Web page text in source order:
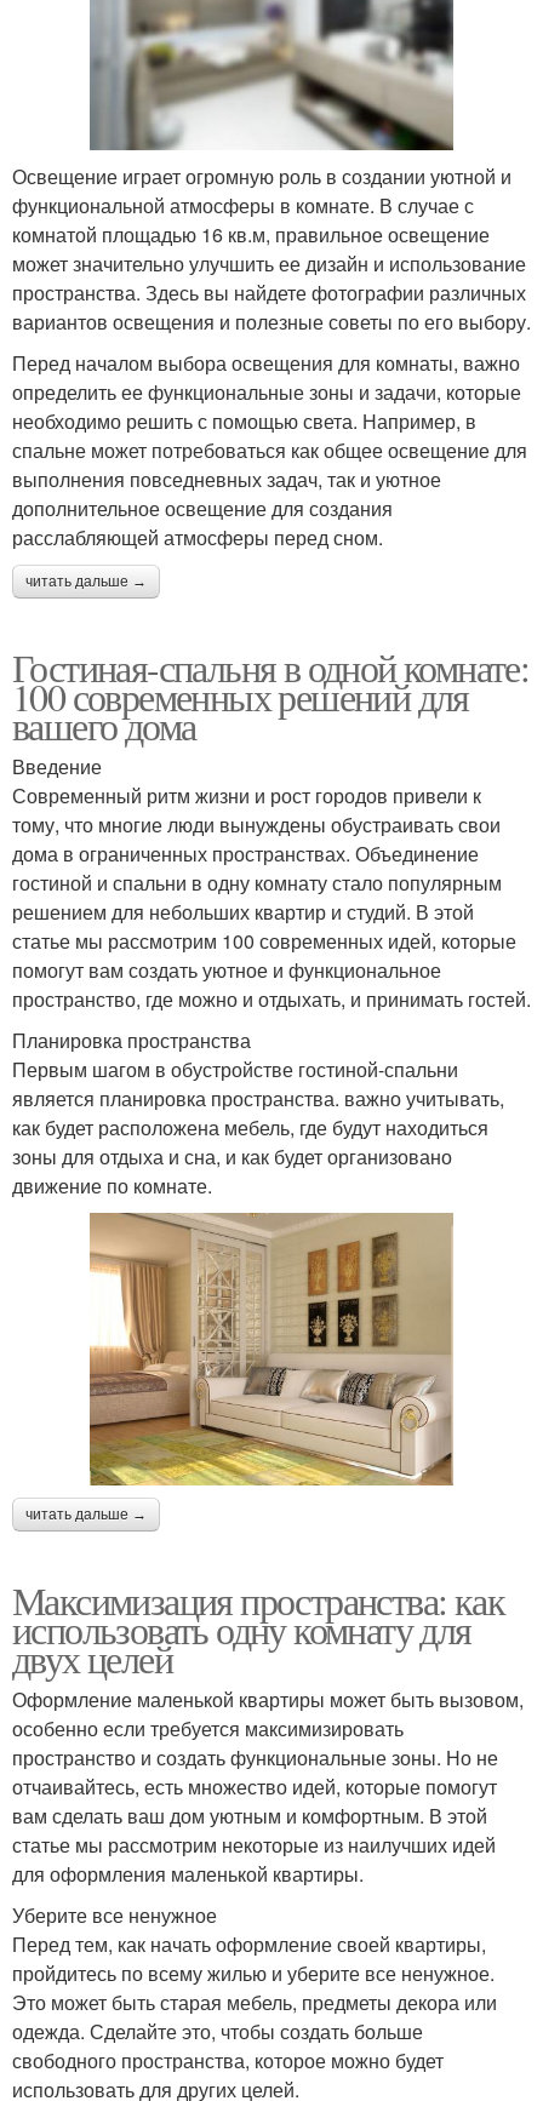
Освещение играет огромную роль в создании уютной и
функциональной атмосферы в комнате. В случае с
комнатой площадью 16 кв.м, правильное освещение
может значительно улучшить ее дизайн и использование
пространства. Здесь вы найдете фотографии различных
вариантов освещения и полезные советы по его выбору.
Перед началом выбора освещения для комнаты, важно
определить ее функциональные зоны и задачи, которые
необходимо решить с помощью света. Например, в
спальне может потребоваться как общее освещение для
выполнения повседневных задач, так и уютное
дополнительное освещение для создания
расслабляющей атмосферы перед сном.
читать дальше →
Гостиная-спальня в одной комнате:
100 современных решений для
вашего дома
Введение
Современный ритм жизни и рост городов привели к
тому, что многие люди вынуждены обустраивать свои
дома в ограниченных пространствах. Объединение
гостиной и спальни в одну комнату стало популярным
решением для небольших квартир и студий. В этой
статье мы рассмотрим 100 современных идей, которые
помогут вам создать уютное и функциональное
пространство, где можно и отдыхать, и принимать гостей.
Планировка пространства
Первым шагом в обустройстве гостиной-спальни
является планировка пространства. важно учитывать,
как будет расположена мебель, где будут находиться
зоны для отдыха и сна, и как будет организовано
движение по комнате.
читать дальше →
Максимизация пространства: как
использовать одну комнату для
двух целей
Оформление маленькой квартиры может быть вызовом,
особенно если требуется максимизировать
пространство и создать функциональные зоны. Но не
отчаивайтесь, есть множество идей, которые помогут
вам сделать ваш дом уютным и комфортным. В этой
статье мы рассмотрим некоторые из наилучших идей
для оформления маленькой квартиры.
Уберите все ненужное
Перед тем, как начать оформление своей квартиры,
пройдитесь по всему жилью и уберите все ненужное.
Это может быть старая мебель, предметы декора или
одежда. Сделайте это, чтобы создать больше
свободного пространства, которое можно будет
использовать для других целей.